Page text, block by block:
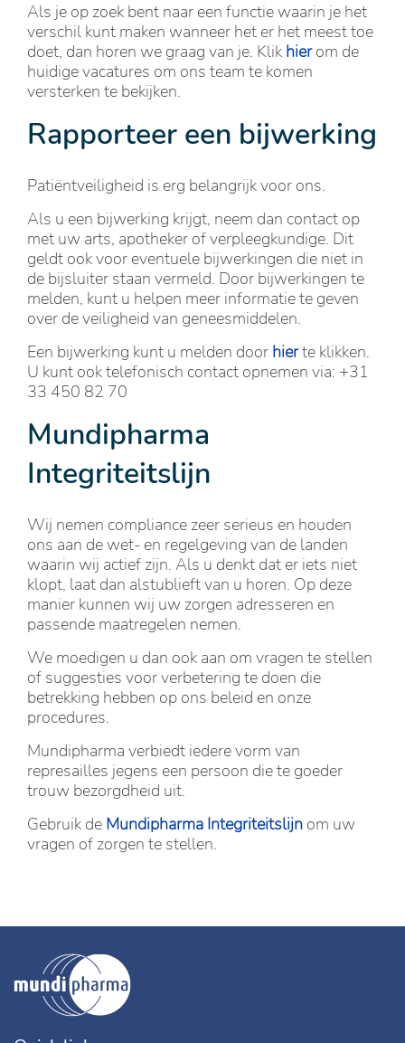
Als je op zoek bent naar een functie waarin je het
verschil kunt maken wanneer het er het meest toe
doet, dan horen we graag van je. Klik hier om de
huidige vacatures om ons team te komen
versterken te bekijken.
Rapporteer een bijwerking
Patiëntveiligheid is erg belangrijk voor ons.
Als u een bijwerking krijgt, neem dan contact op
met uw arts, apotheker of verpleegkundige. Dit
geldt ook voor eventuele bijwerkingen die niet in
de bijsluiter staan vermeld. Door bijwerkingen te
melden, kunt u helpen meer informatie te geven
over de veiligheid van geneesmiddelen.
Een bijwerking kunt u melden door hierte klikken.
U kunt ook telefonisch contact opnemen via: +31
33 450 82 70
Mundipharma
Integriteitslijn
Wij nemen compliance zeer serieus en houden
ons aan de wet- en regelgeving van de landen
waarin wij actief zijn. Als u denkt dat er iets niet
klopt, laat dan alstublieft van u horen. Op deze
manier kunnen wij uw zorgen adresseren en
passende maatregelen nemen.
We moedigen u dan ook aan om vragen te stellen
of suggesties voor verbetering te doen die
betrekking hebben op ons beleid en onze
procedures.
Mundipharma verbiedt iedere vorm van
represailles jegens een persoon die te goeder
trouw bezorgdheid uit.
Gebruik de Mundipharma Integriteitslijn om uw
vragen of zorgen te stellen.